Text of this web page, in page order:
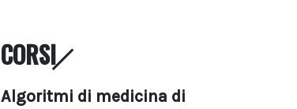
CORSI
Algoritmi di medicina di